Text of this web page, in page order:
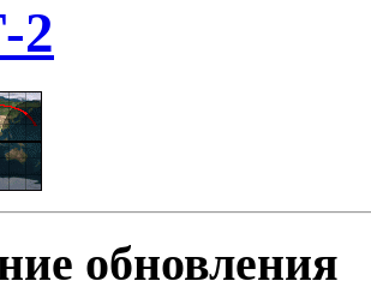
2
обновления